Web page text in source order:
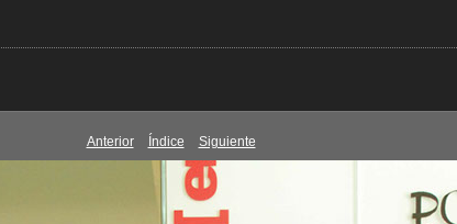
Anterior Índice Siguiente